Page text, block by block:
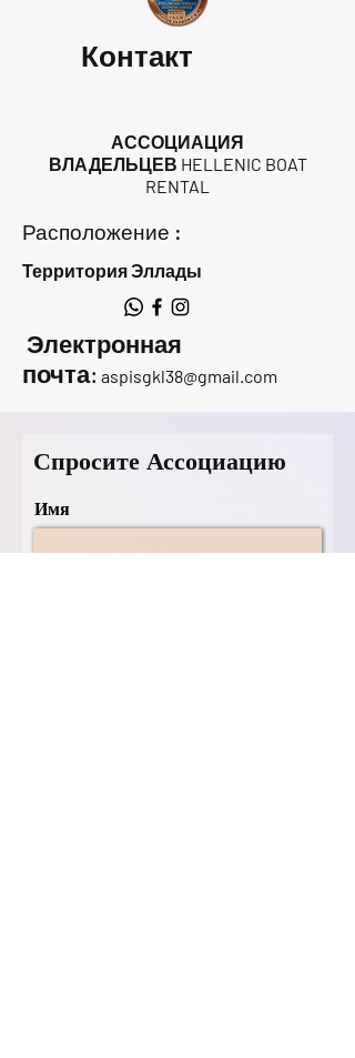
Контакт
АССОЦИАЦИЯ
ВЛАДЕЛЬЦЕВ HELLENIC BOAT
RENTAL
Расположение :
Территория Эллады
Электронная
почта: aspisgkl38@gmail.com
Спросите Ассоциацию
Имя